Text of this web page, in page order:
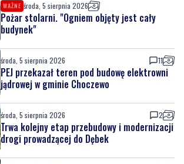
WAŻNE środa, 5 sierpnia 2026
Pożar stolarni. "Ogniem objęty jest cały
budynek"
środa, 5 sierpnia 2026 11
PEJ przekazał teren pod budowę elektrowni
jądrowej w gminie Choczewo
środa, 5 sierpnia 2026 2
Trwa kolejny etap przebudowy i modernizacji
drogi prowadzącej do Dębek